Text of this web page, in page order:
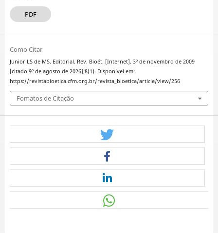
PDF
Como Citar
Junior LS de MS. Editorial. Rev. Bioét. [Internet]. 3º de novembro de 2009
[citado 9º de agosto de 2026];8(1). Disponível em:
https://revistabioetica.cfm.org.br/revista_bioetica/article/view/256
Fomatos de Citação